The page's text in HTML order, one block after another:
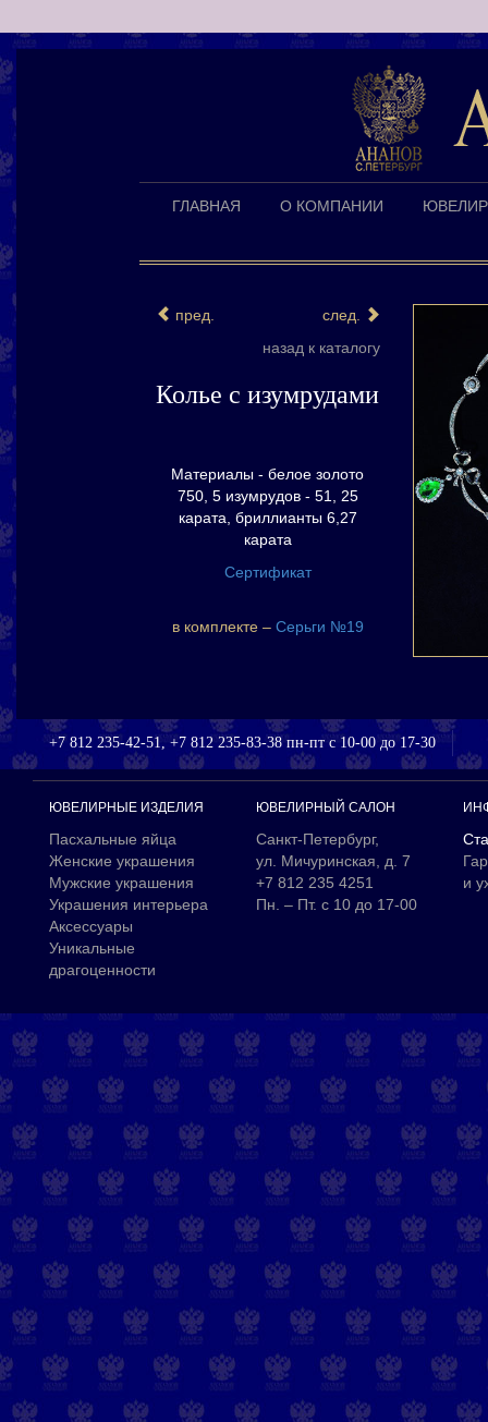
ГЛАВНАЯ О КОМПАНИИ
пред.
след.
назад к каталогу
Колье с изумрудами
Материалы - белое золото
750, 5 изумрудов - 51, 25
карата, бриллианты 6,27
карата
Сертификат
в комплекте – Серьги №19
+7 812 235-42-51, +7 812 235-83-38 пн-пт с 10-00 до 17-30
ЮВЕЛИРНЫЕ ИЗДЕЛИЯ
Пасхальные яйца
Женские украшения
Мужские украшения
Украшения интерьера
Аксессуары
Уникальные
драгоценности
ЮВЕЛИРНЫЙ САЛОН
Санкт-Петербург,
ул. Мичуринская, д. 7
+7 812 235 4251
Пн. – Пт. с 10 до 17-00
и